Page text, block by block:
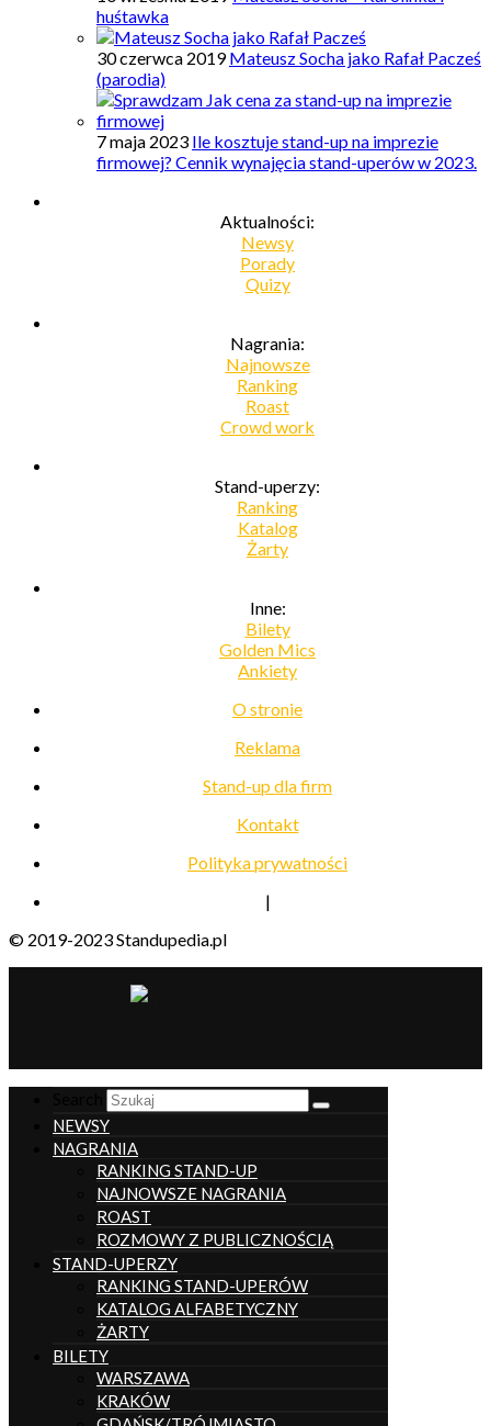
huśtawka
30 czerwca 2019 Mateusz Socha jako Rafał Pacześ
(parodia)
7 maja 2023 Ile kosztuje stand-up na imprezie
firmowej? Cennik wynajęcia stand-uperów w 2023.
Aktualności:
Newsy
Porady
Quizy
Nagrania:
Najnowsze
Ranking
Roast
Crowd work
Stand-uperzy:
Ranking
Katalog
Żarty
Inne:
Bilety
Golden Mics
Ankiety
O stronie
Reklama
Stand-up dla firm
Kontakt
Polityka prywatności
|
© 2019-2023 Standupedia.pl
NEWSY
NAGRANIA
RANKING STAND-UP
NAJNOWSZE NAGRANIA
ROAST
ROZMOWY Z PUBLICZNOŚCIĄ
STAND-UPERZY
RANKING STAND-UPERÓW
KATALOG ALFABETYCZNY
ŻARTY
BILETY
WARSZAWA
KRAKÓW